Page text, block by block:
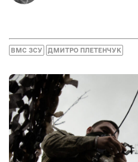
ВМС ЗСУ ДМИТРО ПЛЕТЕНЧУК